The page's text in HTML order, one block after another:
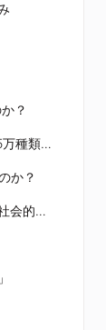
？
取扱い製品例（多様な診療領域 & 85万種類以上のアイテム）
か？
まとめ：医療機器販売商社の機能と社会的意義